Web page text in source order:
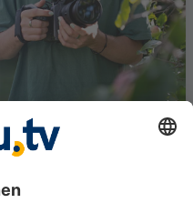
Kilian Haag